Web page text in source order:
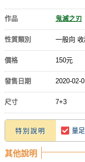
作品 鬼滅之刃
性質類別 一般向
價格 150元
發售日期 2020-02-
尺寸 7+3
特別說明 量足
其他說明